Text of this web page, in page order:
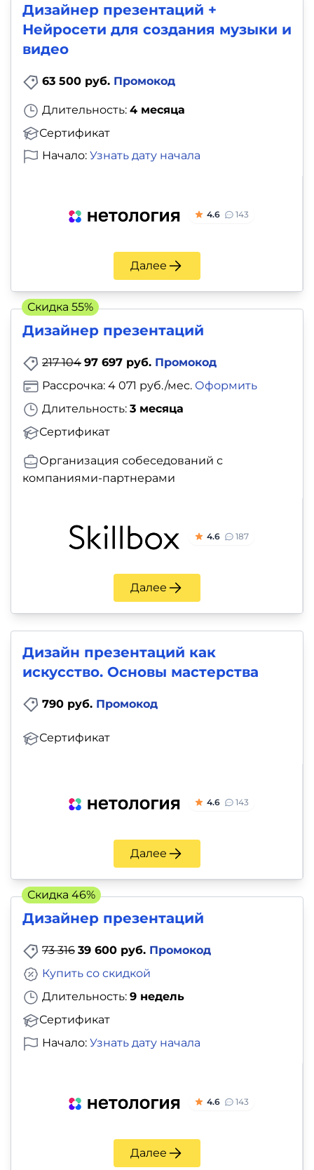
Дизайнер презентаций +
Нейросети для создания музыки и
видео
63 500 руб. Промокод
Длительность: 4 месяца
Сертификат
Начало: Узнать дату начала
4.6 143
Далее
Дизайнер презентаций
217 104 97 697 руб. Промокод
Длительность: 3 месяца
Сертификат
Рассрочка: 4 071 руб./мес. Оформить
Организация собеседований с
компаниями-партнерами
4.6 187
Далее
Скидка 55%
Дизайн презентаций как
искусство. Основы мастерства
790 руб. Промокод
Сертификат
4.6 143
Далее
Дизайнер презентаций
73 316 39 600 руб. Промокод
Длительность: 9 недель
Сертификат
Купить со скидкой
Начало: Узнать дату начала
4.6 143
Далее
Скидка 46%